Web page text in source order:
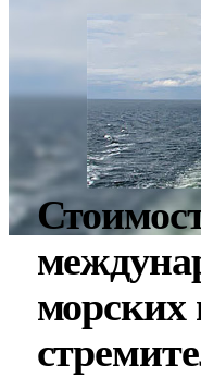
морских